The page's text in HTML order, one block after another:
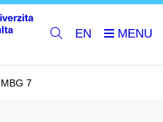
EN
MBG 7